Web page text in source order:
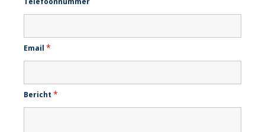
Email *
Bericht *